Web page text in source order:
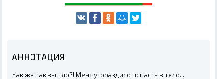
АННОТАЦИЯ
Как же так вышло?! Меня угораздило попасть в тело...